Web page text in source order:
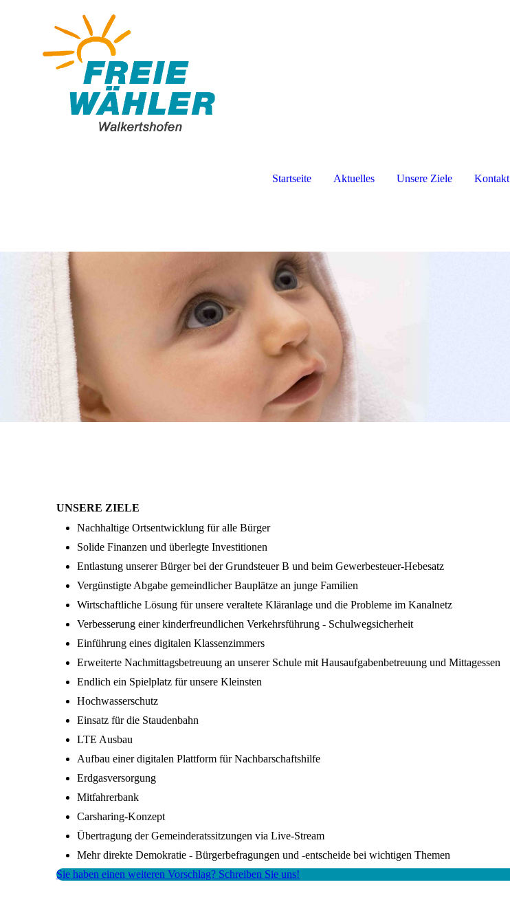
Startseite Aktuelles Unsere Ziele Kontakt
UNSERE ZIELE
Nachhaltige Ortsentwicklung für alle Bürger
Solide Finanzen und überlegte Investitionen
Entlastung unserer Bürger bei der Grundsteuer B und beim Gewerbesteuer-Hebesatz
Vergünstigte Abgabe gemeindlicher Bauplätze an junge Familien
Wirtschaftliche Lösung für unsere veraltete Kläranlage und die Probleme im Kanalnetz
Verbesserung einer kinderfreundlichen Verkehrsführung - Schulwegsicherheit
Einführung eines digitalen Klassenzimmers
Erweiterte Nachmittagsbetreuung an unserer Schule mit Hausaufgabenbetreuung und Mittagessen
Endlich ein Spielplatz für unsere Kleinsten
Hochwasserschutz
Einsatz für die Staudenbahn
LTE Ausbau
Aufbau einer digitalen Plattform für Nachbarschaftshilfe
Erdgasversorgung
Mitfahrerbank
Carsharing-Konzept
Übertragung der Gemeinderatssitzungen via Live-Stream
Mehr direkte Demokratie - Bürgerbefragungen und -entscheide bei wichtigen Themen
Sie haben einen weiteren Vorschlag? Schreiben Sie uns!